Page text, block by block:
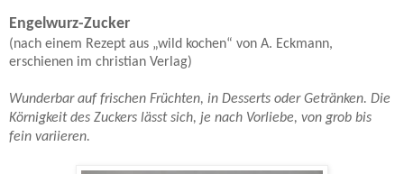
Engelwurz-Zucker
(nach einem Rezept aus „wild kochen“ von A. Eckmann,
erschienen im christian Verlag)
Wunderbar auf frischen Früchten, in Desserts oder Getränken. Die
Körnigkeit des Zuckers lässt sich, je nach Vorliebe, von grob bis
fein variieren.